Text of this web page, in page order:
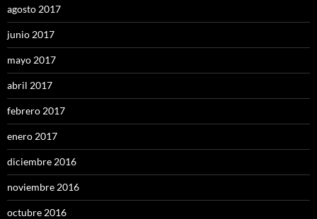
agosto 2017
junio 2017
mayo 2017
abril 2017
febrero 2017
enero 2017
diciembre 2016
noviembre 2016
octubre 2016